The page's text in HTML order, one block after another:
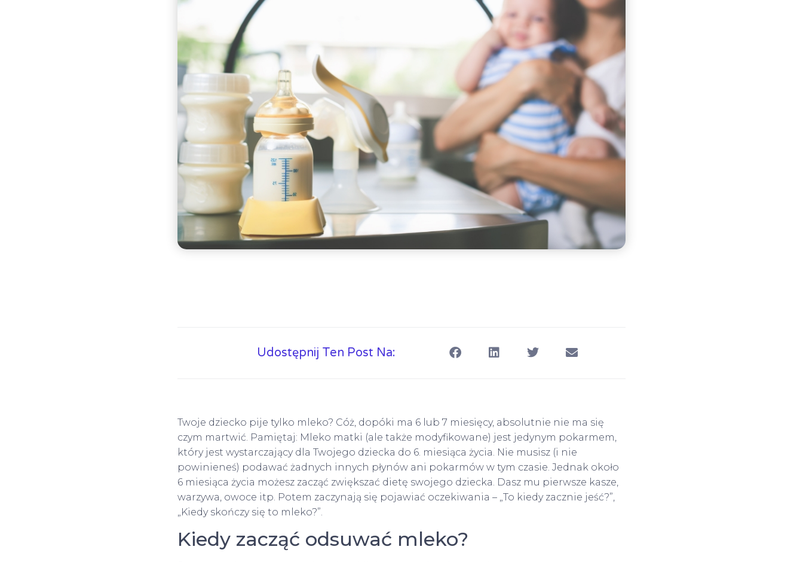
Udostępnij Ten Post Na:
Twoje dziecko pije tylko mleko? Cóż, dopóki ma 6 lub 7 miesięcy, absolutnie nie ma się
czym martwić. Pamiętaj: Mleko matki (ale także modyfikowane) jest jedynym pokarmem,
który jest wystarczający dla Twojego dziecka do 6. miesiąca życia. Nie musisz (i nie
powinieneś) podawać żadnych innych płynów ani pokarmów w tym czasie. Jednak około
6 miesiąca życia możesz zacząć zwiększać dietę swojego dziecka. Dasz mu pierwsze kasze,
warzywa, owoce itp. Potem zaczynają się pojawiać oczekiwania – „To kiedy zacznie jeść?”,
„Kiedy skończy się to mleko?”.
Kiedy zacząć odsuwać mleko?